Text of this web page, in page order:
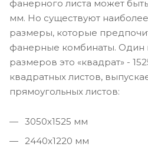
фанерного листа может
мм. Но существуют
размеры, которые
фанерные комбинаты. Один
размеров это «квадрат» -
квадратных листов,
прямоугольных листов:
3050х1525 мм
2440x1220 мм